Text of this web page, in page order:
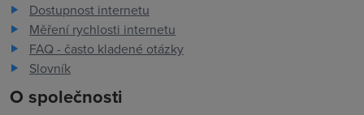
Dostupnost internetu
Měření rychlosti internetu
FAQ - často kladené otázky
Slovník
O společnosti